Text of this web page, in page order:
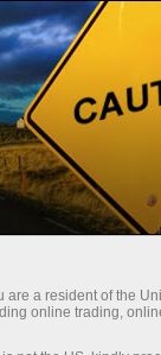
are a resident of the
online trading,